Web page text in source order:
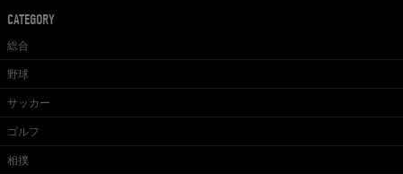
CATEGORY
総合
野球
サッカー
ゴルフ
相撲